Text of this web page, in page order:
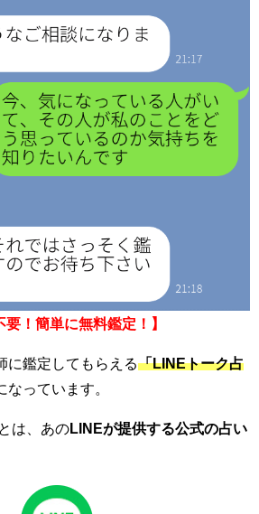
要！簡単に無料鑑定！】
に鑑定してもらえる「LINEトーク占
なっています。
は、あのLINEが提供する公式の占い